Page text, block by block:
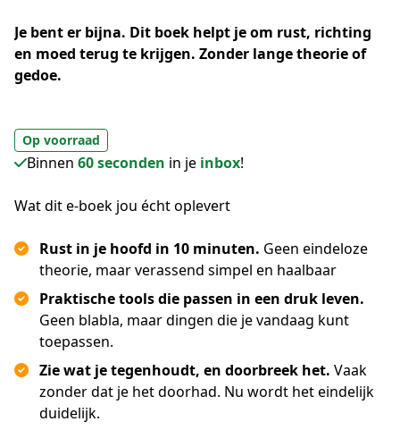
Je bent er bijna. Dit boek helpt je om rust, richting
en moed terug te krijgen. Zonder lange theorie of
gedoe.
Op voorraad
Binnen 60 seconden in je inbox!
Wat dit e-boek jou écht oplevert
Rust in je hoofd in 10 minuten. Geen eindeloze
theorie, maar verassend simpel en haalbaar
Praktische tools die passen in een druk leven.
Geen blabla, maar dingen die je vandaag kunt
toepassen.
Zie wat je tegenhoudt, en doorbreek het. Vaak
zonder dat je het doorhad. Nu wordt het eindelijk
duidelijk.